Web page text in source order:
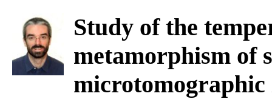
Study of the
metamorphism of
microtomographic